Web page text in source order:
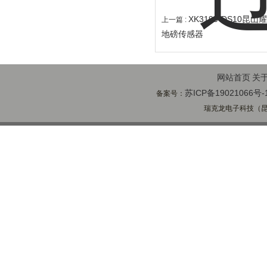
上一篇 : XK3190-DS10昆山
地磅传感器
网站首页 关
备案号： 苏ICP备19021066号-
瑞克龙电子科技（